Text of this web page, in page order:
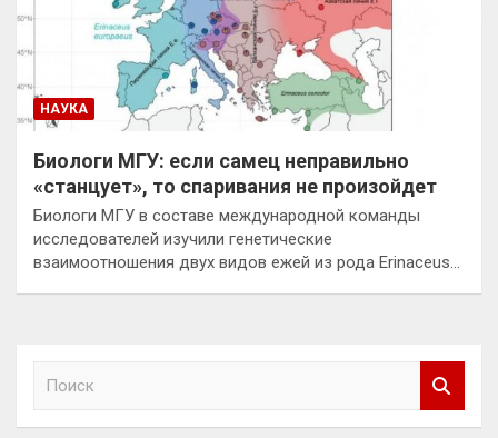
НАУКА
Биологи МГУ: если самец неправильно
«станцует», то спаривания не произойдет
Биологи МГУ в составе международной команды
исследователей изучили генетические
взаимоотношения двух видов ежей из рода Erinaceus…